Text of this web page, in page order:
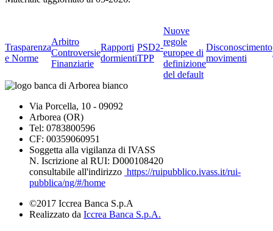
Trasparenza
e Norme
Arbitro
Controversie
Finanziarie
Rapporti
dormienti
PSD2-
TPP
Nuove
regole
europee di
definizione
del default
Disconoscimento
movimenti
Via Porcella, 10 - 09092
Arborea (OR)
Tel: 0783800596
CF: 00359060951
Soggetta alla vigilanza di IVASS
N. Iscrizione al RUI: D000108420
consultabile all'indirizzo https://ruipubblico.ivass.it/rui-
pubblica/ng/#/home
©2017 Iccrea Banca S.p.A
Realizzato da Iccrea Banca S.p.A.